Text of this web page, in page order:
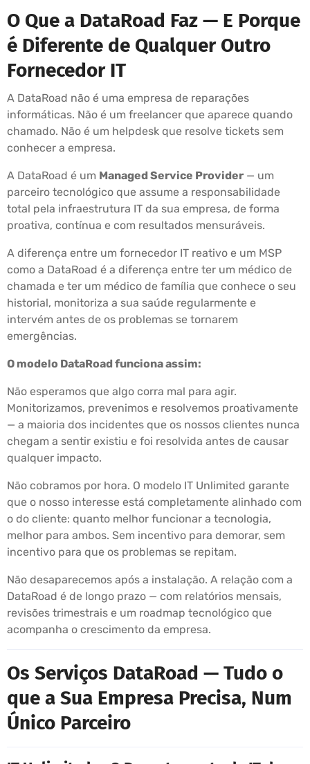
O Que a DataRoad Faz — E Porque
é Diferente de Qualquer Outro
Fornecedor IT
A DataRoad não é uma empresa de reparações
informáticas. Não é um freelancer que aparece quando
chamado. Não é um helpdesk que resolve tickets sem
conhecer a empresa.
A DataRoad é um Managed Service Provider — um
parceiro tecnológico que assume a responsabilidade
total pela infraestrutura IT da sua empresa, de forma
proativa, contínua e com resultados mensuráveis.
A diferença entre um fornecedor IT reativo e um MSP
como a DataRoad é a diferença entre ter um médico de
chamada e ter um médico de família que conhece o seu
historial, monitoriza a sua saúde regularmente e
intervém antes de os problemas se tornarem
emergências.
O modelo DataRoad funciona assim:
Não esperamos que algo corra mal para agir.
Monitorizamos, prevenimos e resolvemos proativamente
— a maioria dos incidentes que os nossos clientes nunca
chegam a sentir existiu e foi resolvida antes de causar
qualquer impacto.
Não cobramos por hora. O modelo IT Unlimited garante
que o nosso interesse está completamente alinhado com
o do cliente: quanto melhor funcionar a tecnologia,
melhor para ambos. Sem incentivo para demorar, sem
incentivo para que os problemas se repitam.
Não desaparecemos após a instalação. A relação com a
DataRoad é de longo prazo — com relatórios mensais,
revisões trimestrais e um roadmap tecnológico que
acompanha o crescimento da empresa.
Os Serviços DataRoad — Tudo o
que a Sua Empresa Precisa, Num
Único Parceiro